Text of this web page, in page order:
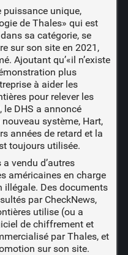
puissance unique,
de Thales» qui est
sa catégorie, se
sur son site en 2021,
Ajoutant qu’«il n’existe
plus
à aider les
pour relever les
le DHS a annoncé
système, Hart,
années de retard et la
toujours utilisée.
vendu d’autres
américaines en charge
illégale. Des documents
par CheckNews,
utilise (ou a
de chiffrement et
par Thales, et
sur son site.